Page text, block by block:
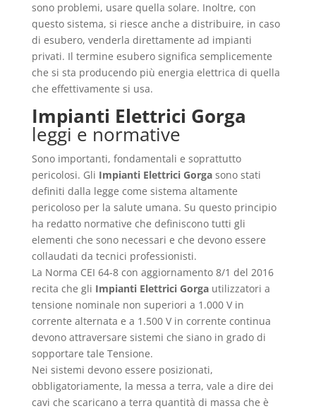
sono problemi, usare quella solare. Inoltre, con
questo sistema, si riesce anche a distribuire, in caso
di esubero, venderla direttamente ad impianti
privati. Il termine esubero significa semplicemente
che si sta producendo più energia elettrica di quella
che effettivamente si usa.
Impianti Elettrici Gorga
leggi e normative
Sono importanti, fondamentali e soprattutto
pericolosi. Gli Impianti Elettrici Gorgasono stati
definiti dalla legge come sistema altamente
pericoloso per la salute umana. Su questo principio
ha redatto normative che definiscono tutti gli
elementi che sono necessari e che devono essere
collaudati da tecnici professionisti.
La Norma CEI 64-8 con aggiornamento 8/1 del 2016
recita che gli Impianti Elettrici Gorgautilizzatori a
tensione nominale non superiori a 1.000 V in
corrente alternata e a 1.500 V in corrente continua
devono attraversare sistemi che siano in grado di
sopportare tale Tensione.
Nei sistemi devono essere posizionati,
obbligatoriamente, la messa a terra, vale a dire dei
cavi che scaricano a terra quantità di massa che è